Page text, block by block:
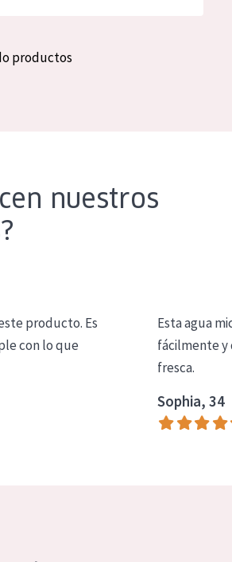
productos
nuestros
producto. Es
con lo que
Esta agua
fácilmente y
fresca.
Sophia, 34